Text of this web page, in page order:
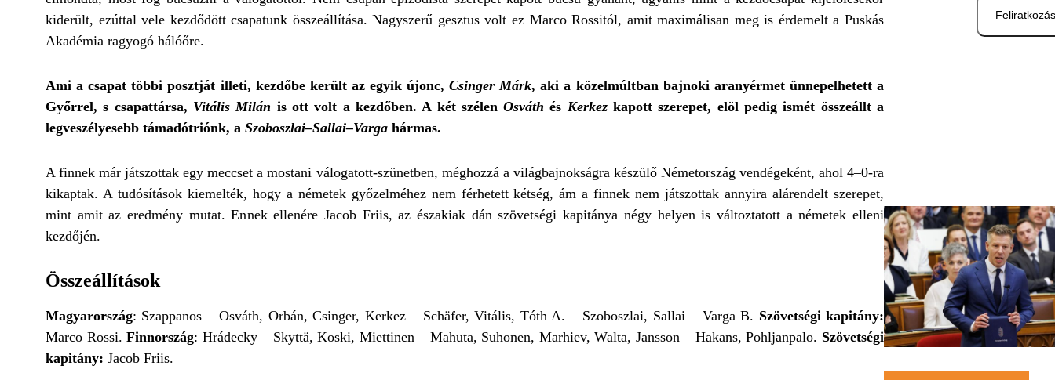
kiderült, ezúttal vele kezdődött csapatunk összeállítása. Nagyszerű gesztus volt ez Marco Rossitól, amit maximálisan meg is érdemelt a Puskás
Akadémia ragyogó hálóőre.
Ami a csapat többi posztját illeti, kezdőbe került az egyik újonc,Csinger Márk, aki a közelmúltban bajnoki aranyérmet ünnepelhetett a
Győrrel, s csapattársa, Vitális Milán is ott volt a kezdőben. A két szélenOsváth és Kerkezkapott szerepet, elöl pedig ismét összeállt a
legveszélyesebb támadótriónk, a Szoboszlai–Sallai–Varga hármas.
A finnek már játszottak egy meccset a mostani válogatott-szünetben, méghozzá a világbajnokságra készülő Németország vendégeként, ahol 4–0-ra
kikaptak. A tudósítások kiemelték, hogy a németek győzelméhez nem férhetett kétség, ám a finnek nem játszottak annyira alárendelt szerepet,
mint amit az eredmény mutat. Ennek ellenére Jacob Friis, az északiak dán szövetségi kapitánya négy helyen is változtatott a németek elleni
kezdőjén.
Összeállítások
Magyarország: Szappanos – Osváth, Orbán, Csinger, Kerkez – Schäfer, Vitális, Tóth A. – Szoboszlai, Sallai – Varga B. Szövetségi kapitány:
Marco Rossi.Finnország: Hrádecky – Skyttä, Koski, Miettinen – Mahuta, Suhonen, Marhiev, Walta, Jansson – Hakans, Pohljanpalo. Szövetségi
kapitány: Jacob Friis.
Feliratkozás